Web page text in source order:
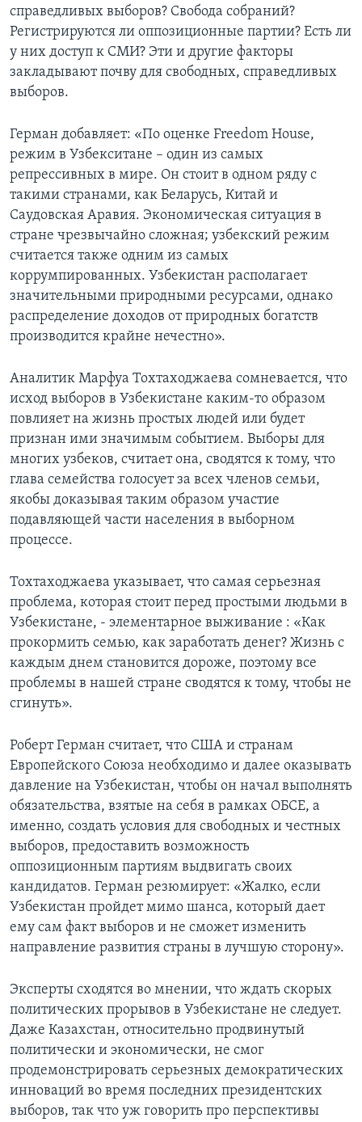
справедливых выборов? Свобода собраний?
Регистрируются ли оппозиционные партии? Есть ли
у них доступ к СМИ? Эти и другие факторы
закладывают почву для свободных, справедливых
выборов.
Герман добавляет: «По оценке Freedom House,
режим в Узбекситане – один из самых
репрессивных в мире. Он стоит в одном ряду с
такими странами, как Беларусь, Китай и
Саудовская Аравия. Экономическая ситуация в
стране чрезвычайно сложная; узбекский режим
считается также одним из самых
коррумпированных. Узбекистан располагает
значительными природными ресурсами, однако
распределение доходов от природных богатств
производится крайне нечестно».
Аналитик Марфуа Тохтаходжаева сомневается, что
исход выборов в Узбекистане каким-то образом
повлияет на жизнь простых людей или будет
признан ими значимым событием. Выборы для
многих узбеков, считает она, сводятся к тому, что
глава семейства голосует за всех членов семьи,
якобы доказывая таким образом участие
подавляющей части населения в выборном
процессе.
Тохтаходжаева указывает, что самая серьезная
проблема, которая стоит перед простыми людьми в
Узбекистане, - элементарное выживание : «Как
прокормить семью, как заработать денег? Жизнь c
каждым днем становится дороже, поэтому все
проблемы в нашей стране сводятся к тому, чтобы не
сгинуть».
Роберт Герман считает, что США и странам
Европейского Союза необходимо и далее оказывать
давление на Узбекистан, чтобы он начал выполнять
обязательства, взятые на себя в рамках ОБСЕ, а
именно, создать условия для свободных и честных
выборов, предоставить возможность
оппозиционным партиям выдвигать своих
кандидатов. Герман резюмирует: «Жалко, если
Узбекистан пройдет мимо шанса, который дает
ему сам факт выборов и не сможет изменить
направление развития страны в лучшую сторону».
Эксперты сходятся во мнении, что ждать скорых
политических прорывов в Узбекистане не следует.
Даже Казахстан, относительно продвинутый
политически и экономически, не смог
продемонстрировать серьезных демократических
инноваций во время последних президентских
выборов, так что уж говорить про перспективы